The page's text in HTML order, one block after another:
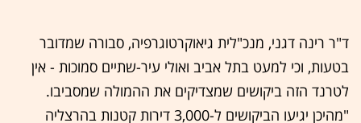
ד"ר רינה דגני, מנכ"לית גיאוקרטוגרפיה, סבורה שמדובר
בטעות, וכי למעט בתל אביב ואולי עיר-שתיים סמוכות - אין
לטרנד הזה ביקושים שמצדיקים את ההמולה שמסביבו.
"מהיכן יגיעו הביקושים ל-3,000 דירות קטנות בהרצליה